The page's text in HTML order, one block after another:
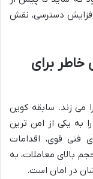
دسترسی، نقش
برای
می زند. سابقه کوین
به یکی از امن ترین
فنی قوی، اقدامات
بالای معاملات، به
در امان است.